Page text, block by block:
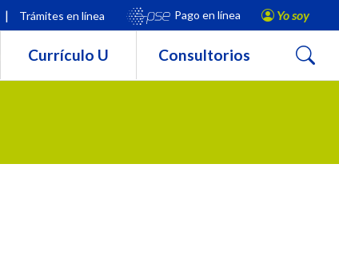
| Trámites en línea Pago en línea Yo soy
Currículo U Consultorios Buscar